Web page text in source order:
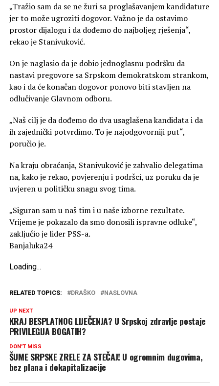
„Tražio sam da se ne žuri sa proglašavanjem kandidature
jer to može ugroziti dogovor. Važno je da ostavimo
prostor dijalogu i da dođemo do najboljeg rješenja“,
rekao je Stanivuković.
On je naglasio da je dobio jednoglasnu podršku da
nastavi pregovore sa Srpskom demokratskom strankom,
kao i da će konačan dogovor ponovo biti stavljen na
odlučivanje Glavnom odboru.
„Naš cilj je da dođemo do dva usaglašena kandidata i da
ih zajednički potvrdimo. To je najodgovorniji put“,
poručio je.
Na kraju obraćanja, Stanivuković je zahvalio delegatima
na, kako je rekao, povjerenju i podršci, uz poruku da je
uvjeren u političku snagu svog tima.
„Siguran sam u naš tim i u naše izborne rezultate.
Vrijeme je pokazalo da smo donosili ispravne odluke“,
zaključio je lider PSS-a.
Banjaluka24
Loading...
RELATED TOPICS: DRAŠKO NASLOVNA
UP NEXT
KRAJ BESPLATNOG LIJEČENJA? U Srpskoj zdravlje postaje
PRIVILEGIJA BOGATIH?
DON'T MISS
ŠUME SRPSKE ZRELE ZA STEČAJ! U ogromnim dugovima,
bez plana i dokapitalizacije